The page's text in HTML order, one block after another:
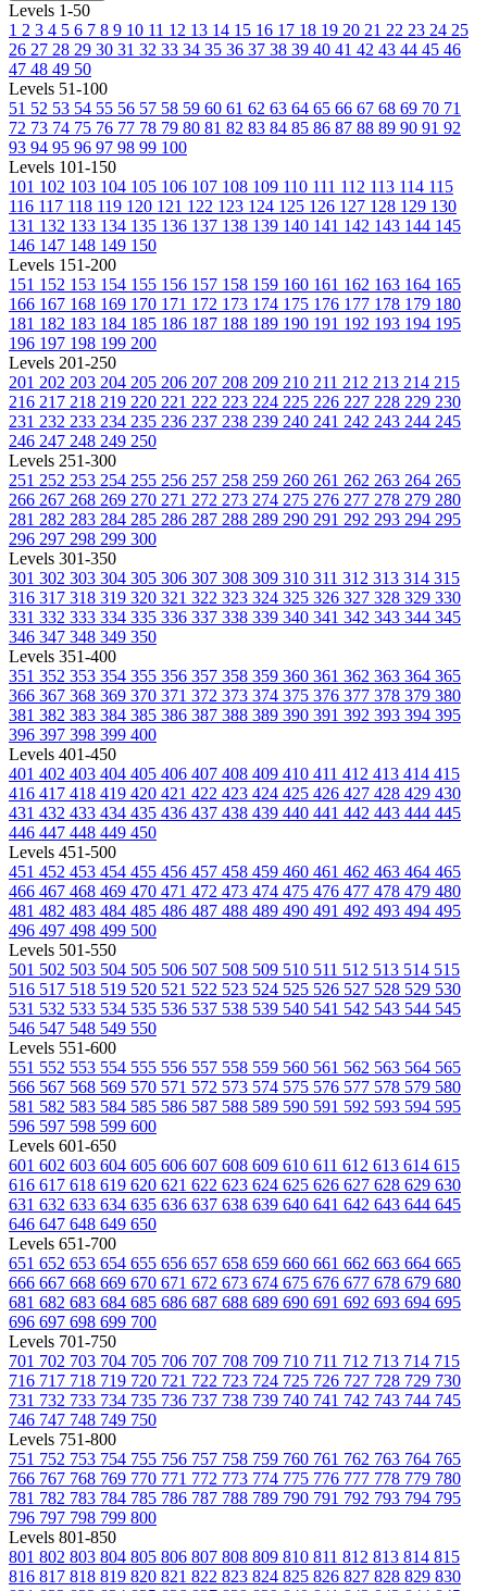
Levels 1-50
1 2 3 4 5 6 7 8 9 10 11 12 13 14 15 16 17 18 19 20 21 22 23 24 25
26 27 28 29 30 31 32 33 34 35 36 37 38 39 40 41 42 43 44 45 46
47 48 49 50
Levels 51-100
51 52 53 54 55 56 57 58 59 60 61 62 63 64 65 66 67 68 69 70 71
72 73 74 75 76 77 78 79 80 81 82 83 84 85 86 87 88 89 90 91 92
93 94 95 96 97 98 99 100
Levels 101-150
101 102 103 104 105 106 107 108 109 110 111 112 113 114 115
116 117 118 119 120 121 122 123 124 125 126 127 128 129 130
131 132 133 134 135 136 137 138 139 140 141 142 143 144 145
146 147 148 149 150
Levels 151-200
151 152 153 154 155 156 157 158 159 160 161 162 163 164 165
166 167 168 169 170 171 172 173 174 175 176 177 178 179 180
181 182 183 184 185 186 187 188 189 190 191 192 193 194 195
196 197 198 199 200
Levels 201-250
201 202 203 204 205 206 207 208 209 210 211 212 213 214 215
216 217 218 219 220 221 222 223 224 225 226 227 228 229 230
231 232 233 234 235 236 237 238 239 240 241 242 243 244 245
246 247 248 249 250
Levels 251-300
251 252 253 254 255 256 257 258 259 260 261 262 263 264 265
266 267 268 269 270 271 272 273 274 275 276 277 278 279 280
281 282 283 284 285 286 287 288 289 290 291 292 293 294 295
296 297 298 299 300
Levels 301-350
301 302 303 304 305 306 307 308 309 310 311 312 313 314 315
316 317 318 319 320 321 322 323 324 325 326 327 328 329 330
331 332 333 334 335 336 337 338 339 340 341 342 343 344 345
346 347 348 349 350
Levels 351-400
351 352 353 354 355 356 357 358 359 360 361 362 363 364 365
366 367 368 369 370 371 372 373 374 375 376 377 378 379 380
381 382 383 384 385 386 387 388 389 390 391 392 393 394 395
396 397 398 399 400
Levels 401-450
401 402 403 404 405 406 407 408 409 410 411 412 413 414 415
416 417 418 419 420 421 422 423 424 425 426 427 428 429 430
431 432 433 434 435 436 437 438 439 440 441 442 443 444 445
446 447 448 449 450
Levels 451-500
451 452 453 454 455 456 457 458 459 460 461 462 463 464 465
466 467 468 469 470 471 472 473 474 475 476 477 478 479 480
481 482 483 484 485 486 487 488 489 490 491 492 493 494 495
496 497 498 499 500
Levels 501-550
501 502 503 504 505 506 507 508 509 510 511 512 513 514 515
516 517 518 519 520 521 522 523 524 525 526 527 528 529 530
531 532 533 534 535 536 537 538 539 540 541 542 543 544 545
546 547 548 549 550
Levels 551-600
551 552 553 554 555 556 557 558 559 560 561 562 563 564 565
566 567 568 569 570 571 572 573 574 575 576 577 578 579 580
581 582 583 584 585 586 587 588 589 590 591 592 593 594 595
596 597 598 599 600
Levels 601-650
601 602 603 604 605 606 607 608 609 610 611 612 613 614 615
616 617 618 619 620 621 622 623 624 625 626 627 628 629 630
631 632 633 634 635 636 637 638 639 640 641 642 643 644 645
646 647 648 649 650
Levels 651-700
651 652 653 654 655 656 657 658 659 660 661 662 663 664 665
666 667 668 669 670 671 672 673 674 675 676 677 678 679 680
681 682 683 684 685 686 687 688 689 690 691 692 693 694 695
696 697 698 699 700
Levels 701-750
701 702 703 704 705 706 707 708 709 710 711 712 713 714 715
716 717 718 719 720 721 722 723 724 725 726 727 728 729 730
731 732 733 734 735 736 737 738 739 740 741 742 743 744 745
746 747 748 749 750
Levels 751-800
751 752 753 754 755 756 757 758 759 760 761 762 763 764 765
766 767 768 769 770 771 772 773 774 775 776 777 778 779 780
781 782 783 784 785 786 787 788 789 790 791 792 793 794 795
796 797 798 799 800
Levels 801-850
801 802 803 804 805 806 807 808 809 810 811 812 813 814 815
816 817 818 819 820 821 822 823 824 825 826 827 828 829 830